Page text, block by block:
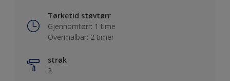
Tørketid støvtørr
Gjennomtørr: 1 time
Overmalbar: 2 timer
strøk
2